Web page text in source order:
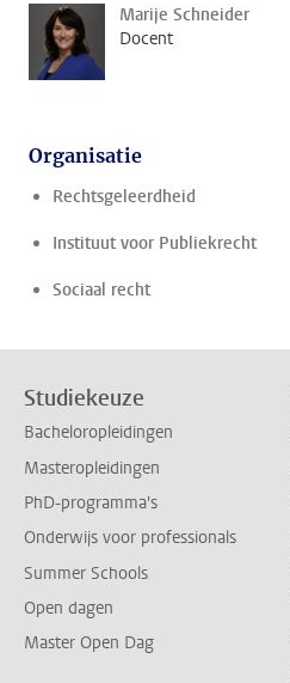
Marije Schneider
Docent
Organisatie
Rechtsgeleerdheid
Instituut voor Publiekrecht
Sociaal recht
Studiekeuze
Bacheloropleidingen
Masteropleidingen
PhD-programma's
Onderwijs voor professionals
Summer Schools
Open dagen
Master Open Dag